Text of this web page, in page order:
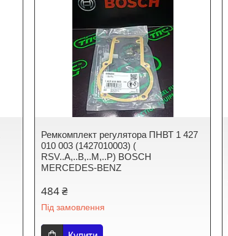
Ремкомплект регулятора ПНВТ 1 427
010 003 (1427010003) (
RSV..A,..B,..M,..P) BOSCH
MERCEDES-BENZ
484 ₴
Під замовлення